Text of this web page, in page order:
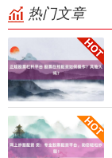
热门文章